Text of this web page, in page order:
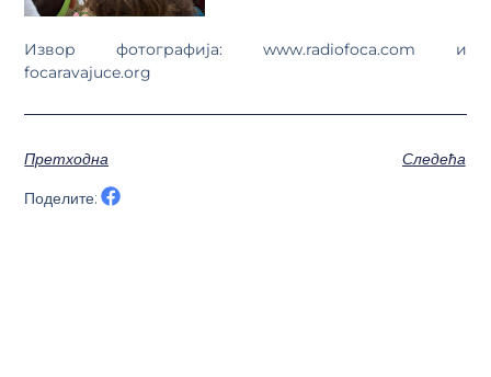
Извор фотографија: www.radiofoca.com и
focaravajuce.org
Претходна
Следећа
Поделите: